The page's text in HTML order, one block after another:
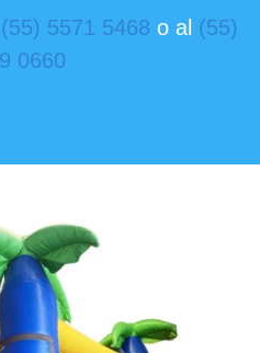
(55) 5571 5468 o al (55)
0660